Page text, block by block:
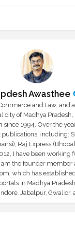
Awasthee
and Law, and
city of Madhya Pradesh,
1994. Over the
including:
Raj Express
I have been working
the founder member
which has
in Madhya
Jabalpur, Gwalior,